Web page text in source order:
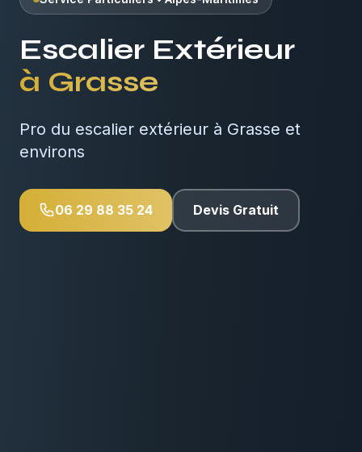
Escalier Extérieur
à Grasse
Pro du escalier extérieur à Grasse et
environs
06 29 88 35 24 Devis Gratuit